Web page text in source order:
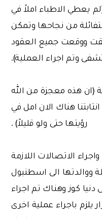
يعطي الاطباء املاً في
من نجاحها وتمكن
ووقعت جميع العقود
وتم اجراء العملية).
(ان هذه معجزة من الله
هناك الان امل في
رؤيتها حتى ولو قليلاً) .
الاتصالات اللازمة
ووالدتها الى اسطنبول
كوز وهناك تم اجراء
يلزم باجراء عملية اخرى